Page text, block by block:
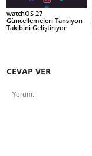
watchOS 27
Güncellemeleri Tansiyon
Takibini Geliştiriyor
CEVAP VER